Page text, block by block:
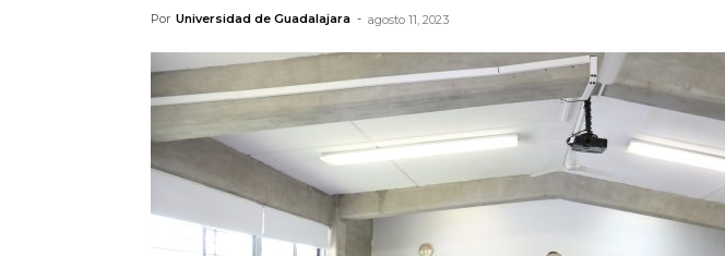
Por Universidad de Guadalajara - agosto 11, 2023